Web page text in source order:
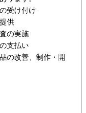
受け付け
供
の実施
支払い
の改善、制作・開